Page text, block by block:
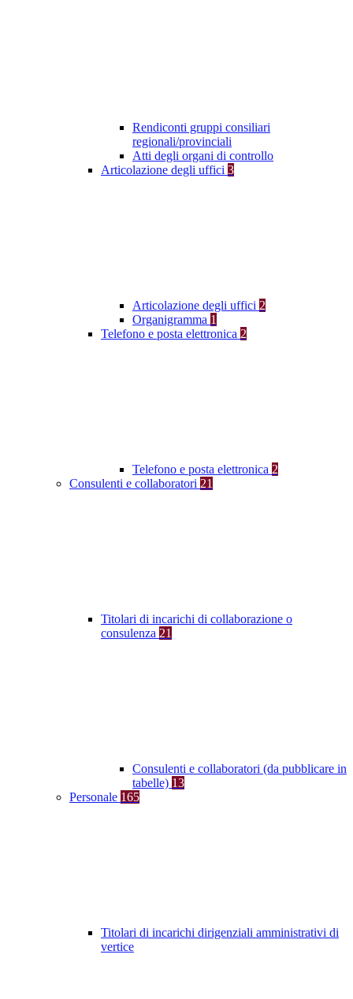
Rendiconti gruppi consiliari
regionali/provinciali
Atti degli organi di controllo
Articolazione degli uffici 3
Articolazione degli uffici 2
Organigramma 1
Telefono e posta elettronica 2
Telefono e posta elettronica 2
Consulenti e collaboratori 21
Titolari di incarichi di collaborazione o
consulenza 21
Consulenti e collaboratori (da pubblicare in
tabelle) 13
Personale 165
Titolari di incarichi dirigenziali amministrativi di
vertice